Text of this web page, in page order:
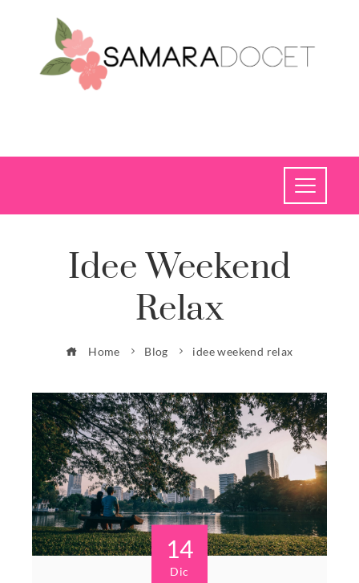
Idee Weekend
Relax
Home Blog idee weekend relax
14
Dic